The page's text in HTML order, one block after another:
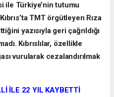
ile Türkiye’nin tutumu
TMT örgütleyen Rıza
yazısıyla geri çağrıldığı
Kıbrıslılar, özellikle
vurularak cezalandırılmak
İLE 22 YIL KAYBETTİ